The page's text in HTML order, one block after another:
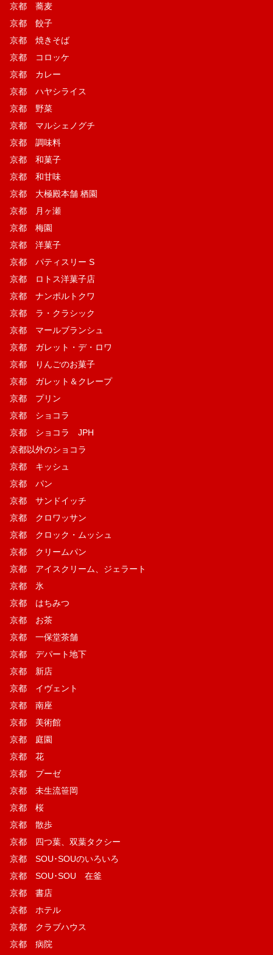
京都 蕎麦
京都 餃子
京都 焼きそば
京都 コロッケ
京都 カレー
京都 ハヤシライス
京都 野菜
京都 マルシェノグチ
京都 調味料
京都 和菓子
京都 和甘味
京都 大極殿本舗 栖園
京都 月ヶ瀬
京都 梅園
京都 洋菓子
京都 パティスリー S
京都 ロトス洋菓子店
京都 ナンポルトクワ
京都 ラ・クラシック
京都 マールブランシュ
京都 ガレット・デ・ロワ
京都 りんごのお菓子
京都 ガレット＆クレープ
京都 プリン
京都 ショコラ
京都 ショコラ JPH
京都以外のショコラ
京都 キッシュ
京都 パン
京都 サンドイッチ
京都 クロワッサン
京都 クロック・ムッシュ
京都 クリームパン
京都 アイスクリーム、ジェラート
京都 氷
京都 はちみつ
京都 お茶
京都 一保堂茶舗
京都 デパート地下
京都 新店
京都 イヴェント
京都 南座
京都 美術館
京都 庭園
京都 花
京都 プーゼ
京都 未生流笹岡
京都 桜
京都 散歩
京都 四つ葉、双葉タクシー
京都 SOU･SOUのいろいろ
京都 SOU･SOU 在釜
京都 書店
京都 ホテル
京都 クラブハウス
京都 病院